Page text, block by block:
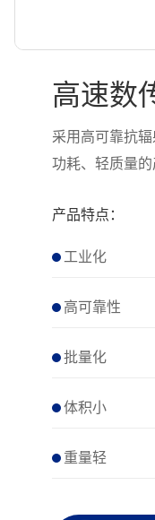
高速数
采用高可靠抗
功耗、轻质量的
产品特点：
工业化
高可靠性
批量化
体积小
重量轻